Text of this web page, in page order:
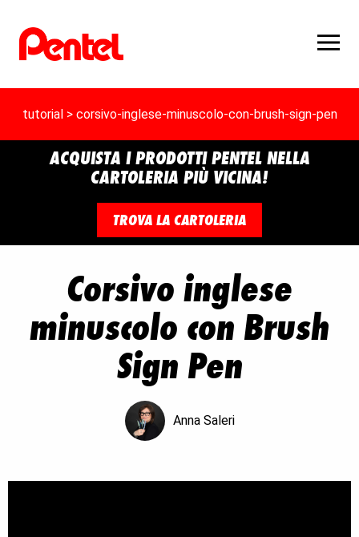
tutorial > corsivo-inglese-minuscolo-con-brush-sign-pen
ACQUISTA I PRODOTTI PENTEL NELLA
CARTOLERIA PIÙ VICINA!
TROVA LA CARTOLERIA
Corsivo inglese
minuscolo con Brush
Sign Pen
Anna Saleri